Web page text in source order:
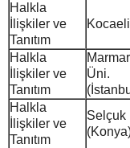
Halkla
İlişkiler ve
Tanıtım
Halkla
İlişkiler ve
Tanıtım
Üni.
Halkla
İlişkiler ve
Tanıtım
Selçuk